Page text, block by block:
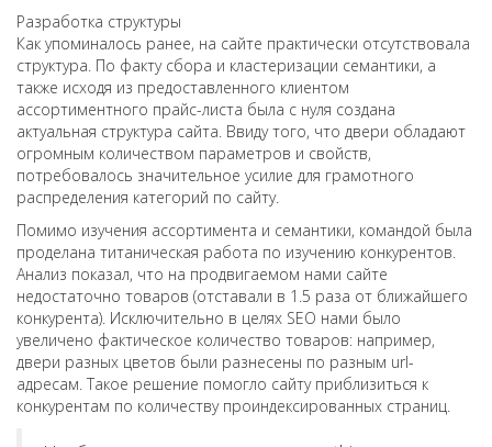
Разработка структуры
Как упоминалось ранее, на сайте практически отсутствовала
структура. По факту сбора и кластеризации семантики, а
также исходя из предоставленного клиентом
ассортиментного прайс-листа была с нуля создана
актуальная структура сайта. Ввиду того, что двери обладают
огромным количеством параметров и свойств,
потребовалось значительное усилие для грамотного
распределения категорий по сайту.
Помимо изучения ассортимента и семантики, командой была
проделана титаническая работа по изучению конкурентов.
Анализ показал, что на продвигаемом нами сайте
недостаточно товаров (отставали в 1.5 раза от ближайшего
конкурента). Исключительно в целях SEO нами было
увеличено фактическое количество товаров: например,
двери разных цветов были разнесены по разным url-
адресам. Такое решение помогло сайту приблизиться к
конкурентам по количеству проиндексированных страниц.